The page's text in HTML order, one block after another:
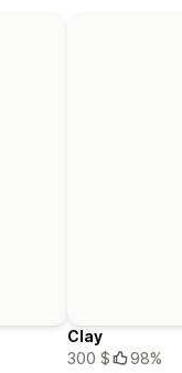
Clay
300 $
98%